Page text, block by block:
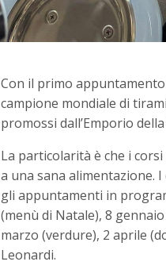
Con il primo
campione mondiale di
promossi dall’Emporio
La particolarità è che i
a una sana alimentazione.
gli appuntamenti in
(menù di Natale), 8
marzo (verdure), 2 aprile
Leonardi.